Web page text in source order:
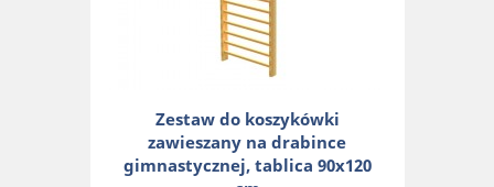
Zestaw do koszykówki
zawieszany na drabince
gimnastycznej, tablica 90x120